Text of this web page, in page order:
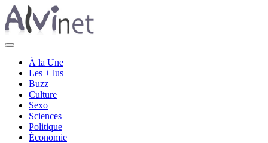
À la Une
Les + lus
Buzz
Culture
Sexo
Sciences
Politique
Économie